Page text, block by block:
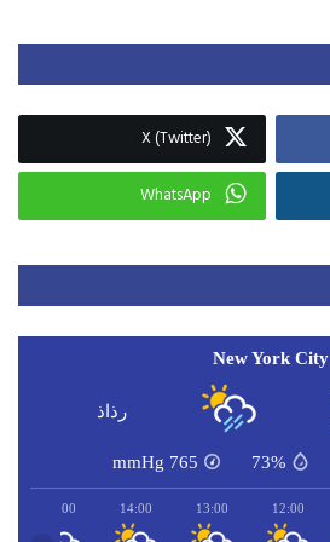
X (Twitter)
WhatsApp
New York City
رذاذ
73%
765
mmHg
12:00
13:00
14:00
15:00